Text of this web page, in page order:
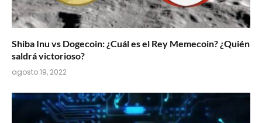
Shiba Inu vs Dogecoin: ¿Cuál es el Rey Memecoin? ¿Quién
saldrá victorioso?
agosto 19, 2022